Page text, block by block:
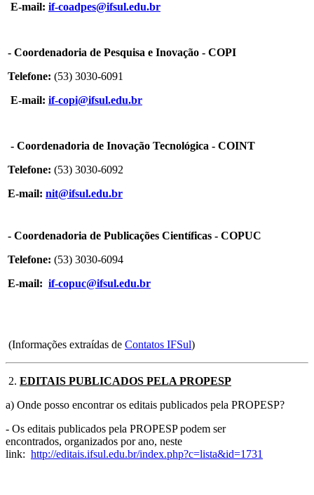
E-mail: if-coadpes@ifsul.edu.br
- Coordenadoria de Pesquisa e Inovação - COPI
Telefone: (53) 3030-6091
E-mail: if-copi@ifsul.edu.br
- Coordenadoria de Inovação Tecnológica - COINT
Telefone: (53) 3030-6092
E-mail: nit@ifsul.edu.br
- Coordenadoria de Publicações Científicas - COPUC
Telefone: (53) 3030-6094
E-mail: if-copuc@ifsul.edu.br
(Informações extraídas de Contatos IFSul)
2. EDITAIS PUBLICADOS PELA PROPESP
a) Onde posso encontrar os editais publicados pela PROPESP?
- Os editais publicados pela PROPESP podem ser
encontrados, organizados por ano, neste
link: http://editais.ifsul.edu.br/index.php?c=lista&id=1731